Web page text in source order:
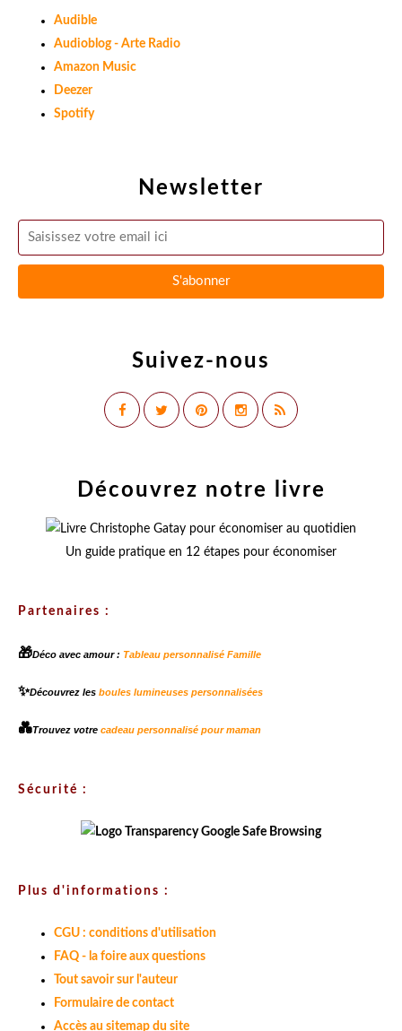
Newsletter
Suivez-nous
Audible
Audioblog - Arte Radio
Amazon Music
Deezer
Spotify
Découvrez notre livre
Un guide pratique en 12 étapes pour économiser
Partenaires :
🎁Déco avec amour : Tableau personnalisé Famille
✨Découvrez les boules lumineuses personnalisées
💑Trouvez votre cadeau personnalisé pour maman
Sécurité :
Plus d'informations :
CGU : conditions d'utilisation
FAQ - la foire aux questions
Tout savoir sur l'auteur
Formulaire de contact
Accès au sitemap du site